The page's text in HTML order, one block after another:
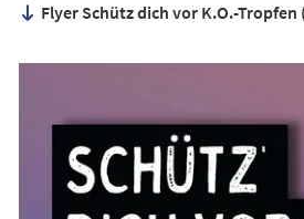
neuen
Flyer Schütz dich vor K.O.-Tropfen